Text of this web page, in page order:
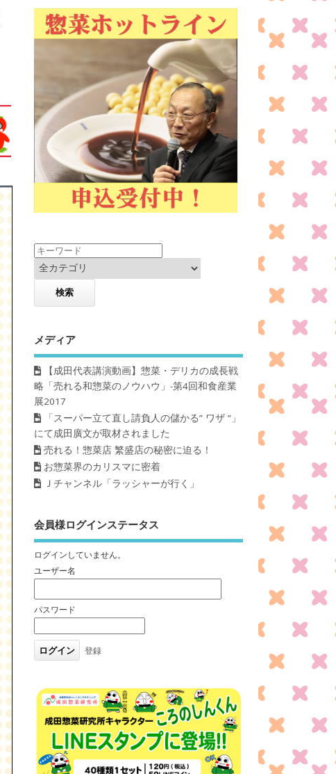
メディア
【成田代表講演動画】惣菜・デリカの成長戦
略「売れる和惣菜のノウハウ」-第4回和食産業
展2017
「スーパー立て直し請負人の儲かる” ワザ ”」
にて成田廣文が取材されました
売れる！惣菜店 繁盛店の秘密に迫る！
お惣菜界のカリスマに密着
Ｊチャンネル「ラッシャーが行く」
会員様ログインステータス
ログインしていません。
ユーザー名
パスワード
登録